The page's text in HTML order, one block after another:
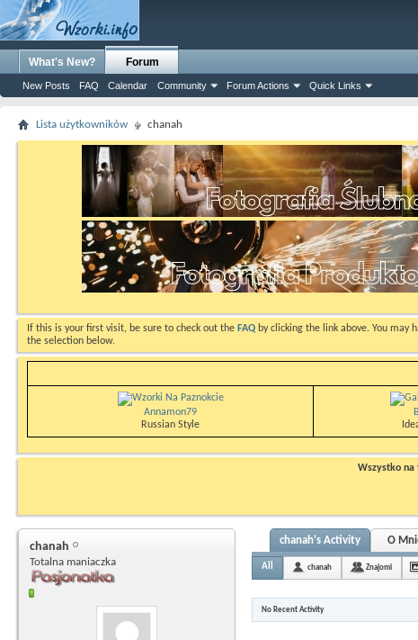
What's New? Forum
New Posts FAQ Calendar Community Forum Actions Quick Links
Lista użytkowników chanah
If this is your first visit, be sure to check out the FAQ by clicking the link above. You may
the selection below.
Annamon79
Russian Style
Wszystko na
chanah
Totalna maniaczka
chanah's Activity O
All chanah Znajomi
No Recent Activity